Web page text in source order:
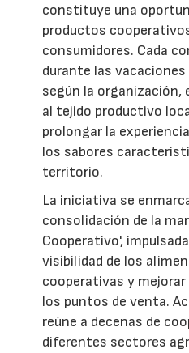
constituye una
productos
consumidores. Cada
durante las
según la organización,
al tejido productivo
prolongar la
los sabores
territorio.
La iniciativa se
consolidación de la
Cooperativo',
visibilidad de los
cooperativas y
los puntos de venta.
reúne a decenas de
diferentes sectores